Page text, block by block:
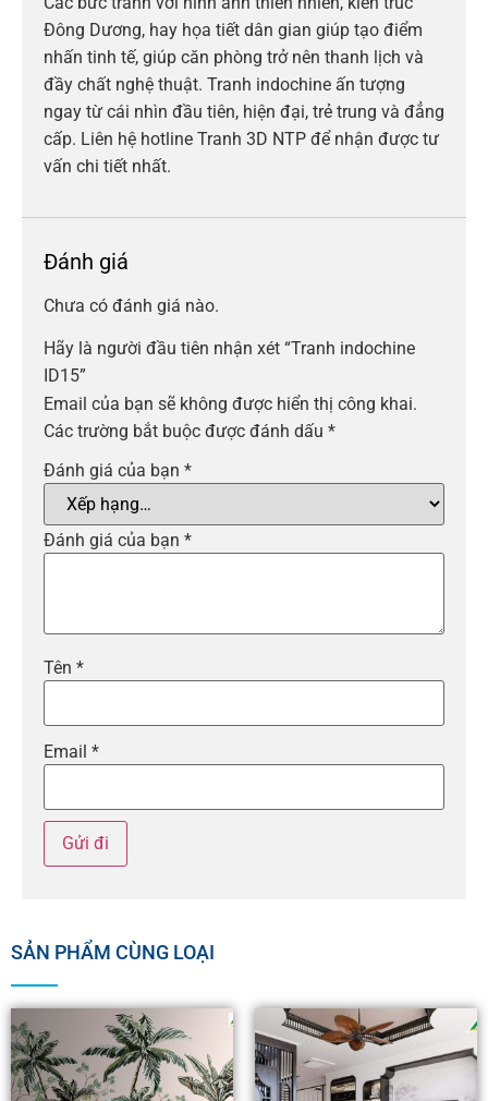
Đông Dương, hay họa tiết dân gian giúp tạo điểm
nhấn tinh tế, giúp căn phòng trở nên thanh lịch và
đầy chất nghệ thuật. Tranh indochine ấn tượng
ngay từ cái nhìn đầu tiên, hiện đại, trẻ trung và đẳng
cấp. Liên hệ hotline Tranh 3D NTP để nhận được tư
vấn chi tiết nhất.
Đánh giá
Chưa có đánh giá nào.
Hãy là người đầu tiên nhận xét “Tranh indochine
ID15”
Email của bạn sẽ không được hiển thị công khai.
Các trường bắt buộc được đánh dấu *
Đánh giá của bạn *
Đánh giá của bạn *
Tên *
Email *
SẢN PHẨM CÙNG LOẠI